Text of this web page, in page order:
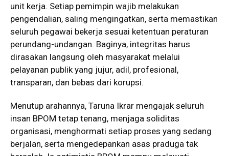
unit kerja. Setiap pemimpin wajib melakukan
pengendalian, saling mengingatkan, serta memastikan
seluruh pegawai bekerja sesuai ketentuan peraturan
perundang-undangan. Baginya, integritas harus
dirasakan langsung oleh masyarakat melalui
pelayanan publik yang jujur, adil, profesional,
transparan, dan bebas dari korupsi.
Menutup arahannya, Taruna Ikrar mengajak seluruh
insan BPOM tetap tenang, menjaga soliditas
organisasi, menghormati setiap proses yang sedang
berjalan, serta mengedepankan asas praduga tak